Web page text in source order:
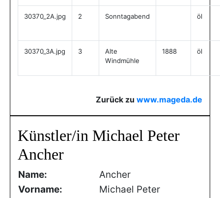
30370_2A.jpg 2 Sonntagabend öl
30370_3A.jpg 3
Alte
Windmühle
1888 öl
Zurück zu www.mageda.de
Künstler/in Michael Peter
Ancher
Name:
Ancher
Vorname:
Michael Peter